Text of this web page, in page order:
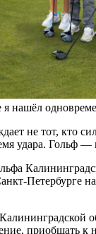
нашёл
не тот, кто
удара. Гольф —
Петербурге
приобщать к